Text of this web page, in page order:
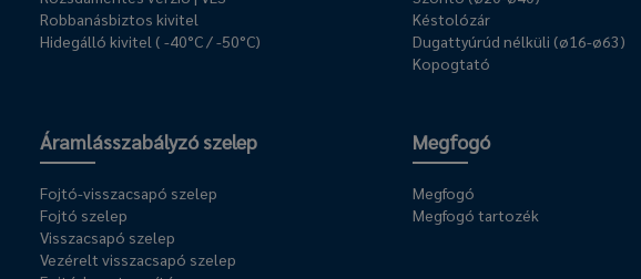
Robbanásbiztos kivitel
Hidegálló kivitel ( -40°C / -50°C)
Késtolózár
Dugattyúrúd nélküli (ø16-ø63)
Kopogtató
Áramlásszabályzó szelep
Fojtó-visszacsapó szelep
Fojtó szelep
Visszacsapó szelep
Vezérelt visszacsapó szelep
Megfogó
Megfogó
Megfogó tartozék